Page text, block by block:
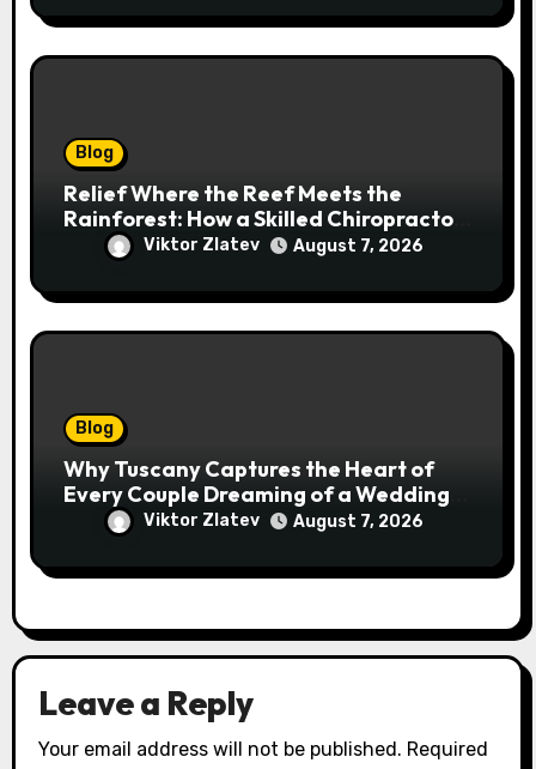
Blog
Relief Where the Reef Meets the
Rainforest: How a Skilled Chiropractor
Cairns Restores Your Natural
Movement
Viktor Zlatev August 7, 2026
Blog
Why Tuscany Captures the Heart of
Every Couple Dreaming of a Wedding
Abroad Viktor Zlatev August 7, 2026
Leave a Reply
Your email address will not be published. Required